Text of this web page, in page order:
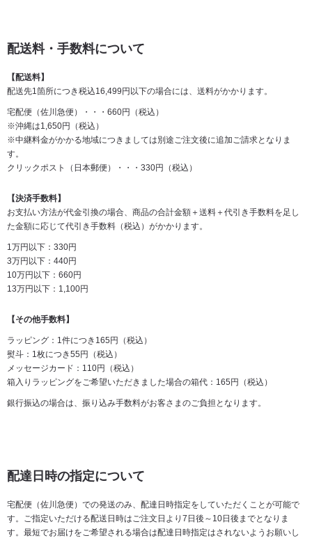
配送料・手数料について
【配送料】
配送先1箇所につき税込16,499円以下の場合には、送料がかかります。
宅配便（佐川急便）・・・660円（税込）
※沖縄は1,650円（税込）
※中継料金がかかる地域につきましては別途ご注文後に追加ご請求となりま
す。
クリックポスト（日本郵便）・・・330円（税込）
【決済手数料】
お支払い方法が代金引換の場合、商品の合計金額＋送料＋代引き手数料を足し
た金額に応じて代引き手数料（税込）がかかります。
1万円以下：330円
3万円以下：440円
10万円以下：660円
13万円以下：1,100円
【その他手数料】
ラッピング：1件につき165円（税込）
熨斗：1枚につき55円（税込）
メッセージカード：110円（税込）
箱入りラッピングをご希望いただきました場合の箱代：165円（税込）
銀行振込の場合は、振り込み手数料がお客さまのご負担となります。
配達日時の指定について
宅配便（佐川急便）での発送のみ、配達日時指定をしていただくことが可能で
す。ご指定いただける配送日時はご注文日より7日後～10日後までとなりま
す。最短でお届けをご希望される場合は配達日時指定はされないようお願いし